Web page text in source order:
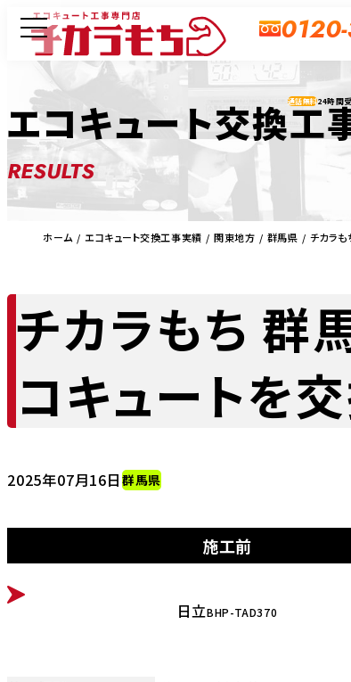
通話無料24時間
エコキュート交換工
RESULTS
ホーム エコキュート交換工事実績 関東地方 群馬県 チカラも
チカラもち 群
コキュートを
2025年07月16日 群馬県
施工前
BEFORE 日立BHP-TAD370